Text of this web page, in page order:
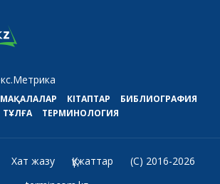
МАҚАЛАЛАР КІТАПТАР
БИБЛИОГРАФИЯ
ТҰЛҒА
ТЕРМИНОЛОГИЯ
Хат жазу Құжаттар
(C) 2016-2026